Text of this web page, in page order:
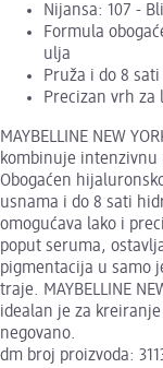
Nijansa: 107 -
Formula
ulja
Pruža i do 8
Precizan vrh za
MAYBELLINE NEW
kombinuje
Obogaćen
usnama i do 8 sati
omogućava lako i
poput seruma,
pigmentacija u samo
traje. MAYBELLINE
idealan je za
negovano.
dm broj proizvoda: